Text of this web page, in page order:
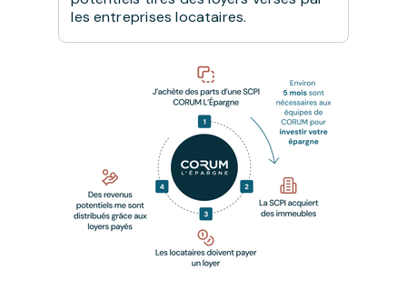
les entreprises locataires.